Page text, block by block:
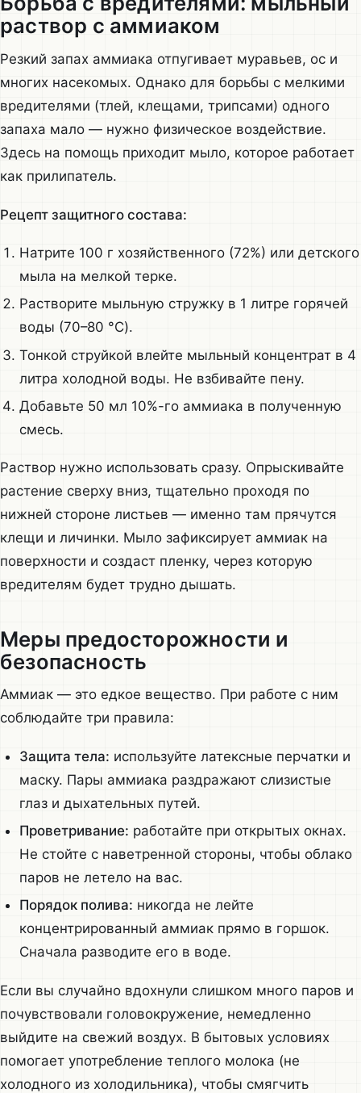
раствор с аммиаком
Резкий запах аммиака отпугивает муравьев, ос и
многих насекомых. Однако для борьбы с мелкими
вредителями (тлей, клещами, трипсами) одного
запаха мало — нужно физическое воздействие.
Здесь на помощь приходит мыло, которое работает
как прилипатель.
Рецепт защитного состава:
Натрите 100 г хозяйственного (72%) или детского
мыла на мелкой терке.
Растворите мыльную стружку в 1 литре горячей
воды (70–80 °C).
Тонкой струйкой влейте мыльный концентрат в 4
литра холодной воды. Не взбивайте пену.
Добавьте 50 мл 10%-го аммиака в полученную
смесь.
Раствор нужно использовать сразу. Опрыскивайте
растение сверху вниз, тщательно проходя по
нижней стороне листьев — именно там прячутся
клещи и личинки. Мыло зафиксирует аммиак на
поверхности и создаст пленку, через которую
вредителям будет трудно дышать.
Меры предосторожности и
безопасность
Аммиак — это едкое вещество. При работе с ним
соблюдайте три правила:
Защита тела: используйте латексные перчатки и
маску. Пары аммиака раздражают слизистые
глаз и дыхательных путей.
Проветривание: работайте при открытых окнах.
Не стойте с наветренной стороны, чтобы облако
паров не летело на вас.
Порядок полива: никогда не лейте
концентрированный аммиак прямо в горшок.
Сначала разводите его в воде.
Если вы случайно вдохнули слишком много паров и
почувствовали головокружение, немедленно
выйдите на свежий воздух. В бытовых условиях
помогает употребление теплого молока (не
холодного из холодильника), чтобы смягчить